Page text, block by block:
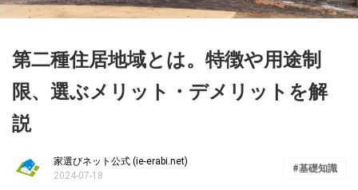
第二種住居地域とは。特徴や用途制
限、選ぶメリット・デメリットを解
説
家選びネット公式 (ie-erabi.net)
2024-07-18
基礎知識